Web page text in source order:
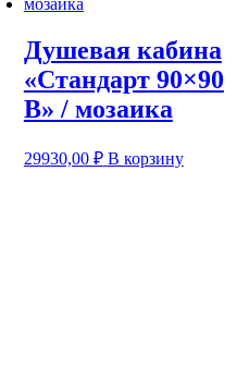
Душевая кабина
«Стандарт 90×90
В» / мозаика
29930,00 ₽ В корзину